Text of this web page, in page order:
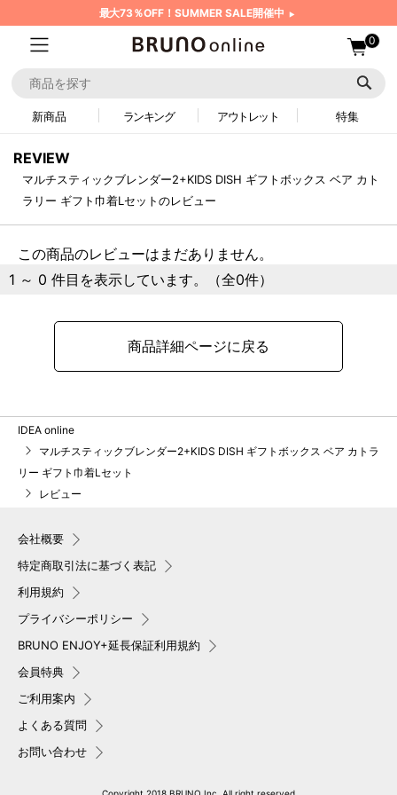
最大73％OFF！SUMMER SALE開催中
0
新商品 ランキング アウトレット 特集
REVIEW
マルチスティックブレンダー2+KIDS DISH ギフトボックス ベア カト
ラリー ギフト巾着Lセットのレビュー
この商品のレビューはまだありません。
1 ～ 0 件目を表示しています。（全0件）
商品詳細ページに戻る
IDEA online
マルチスティックブレンダー2+KIDS DISH ギフトボックス ベア カトラ
リー ギフト巾着Lセット
レビュー
会社概要
特定商取引法に基づく表記
利用規約
プライバシーポリシー
BRUNO ENJOY+延長保証利用規約
会員特典
ご利用案内
よくある質問
お問い合わせ